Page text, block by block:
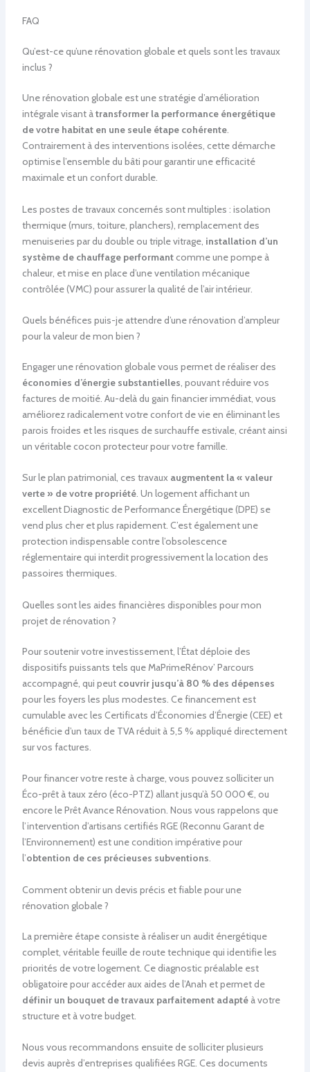
FAQ
Qu’est-ce qu’une rénovation globale et quels sont les travaux
inclus ?
Une rénovation globale est une stratégie d’amélioration
intégrale visant àtransformer la performance énergétique
de votre habitat en une seule étape cohérente.
Contrairement à des interventions isolées, cette démarche
optimise l’ensemble du bâti pour garantir une efficacité
maximale et un confort durable.
Les postes de travaux concernés sont multiples : isolation
thermique (murs, toiture, planchers), remplacement des
menuiseries par du double ou triple vitrage, installation d’un
système de chauffage performantcomme une pompe à
chaleur, et mise en place d’une ventilation mécanique
contrôlée (VMC) pour assurer la qualité de l’air intérieur.
Quels bénéfices puis-je attendre d’une rénovation d’ampleur
pour la valeur de mon bien ?
Engager une rénovation globale vous permet de réaliser des
économies d’énergie substantielles, pouvant réduire vos
factures de moitié. Au-delà du gain financier immédiat, vous
améliorez radicalement votre confort de vie en éliminant les
parois froides et les risques de surchauffe estivale, créant ainsi
un véritable cocon protecteur pour votre famille.
Sur le plan patrimonial, ces travaux augmentent la « valeur
verte » de votre propriété. Un logement affichant un
excellent Diagnostic de Performance Énergétique (DPE) se
vend plus cher et plus rapidement. C’est également une
protection indispensable contre l’obsolescence
réglementaire qui interdit progressivement la location des
passoires thermiques.
Quelles sont les aides financières disponibles pour mon
projet de rénovation ?
Pour soutenir votre investissement, l’État déploie des
dispositifs puissants tels que MaPrimeRénov’ Parcours
accompagné, qui peut couvrir jusqu’à 80 % des dépenses
pour les foyers les plus modestes. Ce financement est
cumulable avec les Certificats d’Économies d’Énergie (CEE) et
bénéficie d’un taux de TVA réduit à 5,5 % appliqué directement
sur vos factures.
Pour financer votre reste à charge, vous pouvez solliciter un
Éco-prêt à taux zéro (éco-PTZ) allant jusqu’à 50 000 €, ou
encore le Prêt Avance Rénovation. Nous vous rappelons que
l’intervention d’artisans certifiés RGE (Reconnu Garant de
l’Environnement) est une condition impérative pour
l’obtention de ces précieuses subventions.
Comment obtenir un devis précis et fiable pour une
rénovation globale ?
La première étape consiste à réaliser un audit énergétique
complet, véritable feuille de route technique qui identifie les
priorités de votre logement. Ce diagnostic préalable est
obligatoire pour accéder aux aides de l’Anah et permet de
définir un bouquet de travaux parfaitement adaptéà votre
structure et à votre budget.
Nous vous recommandons ensuite de solliciter plusieurs
devis auprès d’entreprises qualifiées RGE. Ces documents